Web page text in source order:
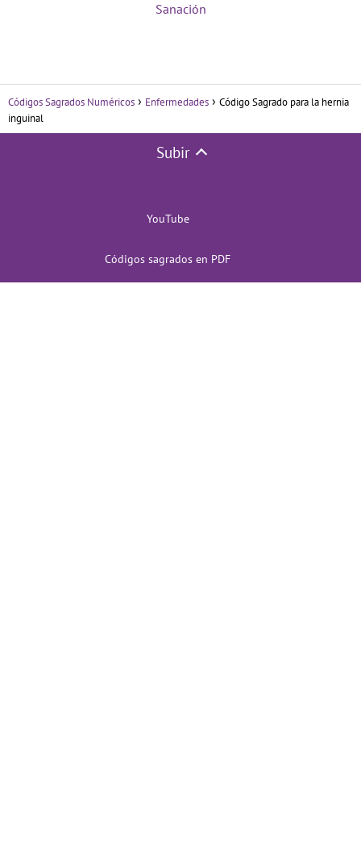
Sanación
Códigos Sagrados Numéricos Enfermedades
Código Sagrado para la hernia
inguinal
Subir
YouTube
Códigos sagrados en PDF